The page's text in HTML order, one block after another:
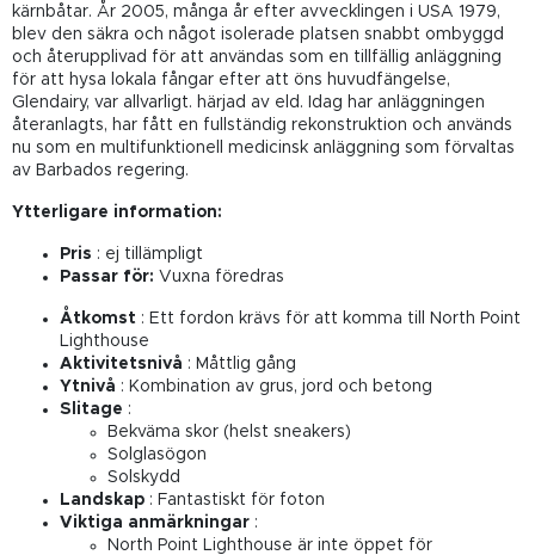
kärnbåtar. År 2005, många år efter avvecklingen i USA 1979,
blev den säkra och något isolerade platsen snabbt ombyggd
och återupplivad för att användas som en tillfällig anläggning
för att hysa lokala fångar efter att öns huvudfängelse,
Glendairy, var allvarligt. härjad av eld. Idag har anläggningen
återanlagts, har fått en fullständig rekonstruktion och används
nu som en multifunktionell medicinsk anläggning som förvaltas
av Barbados regering.
Ytterligare information:
Pris : ej tillämpligt
Passar för: Vuxna föredras
Åtkomst : Ett fordon krävs för att komma till North Point
Lighthouse
Aktivitetsnivå : Måttlig gång
Ytnivå : Kombination av grus, jord och betong
Slitage :
Bekväma skor (helst sneakers)
Solglasögon
Solskydd
Landskap : Fantastiskt för foton
Viktiga anmärkningar :
North Point Lighthouse är inte öppet för